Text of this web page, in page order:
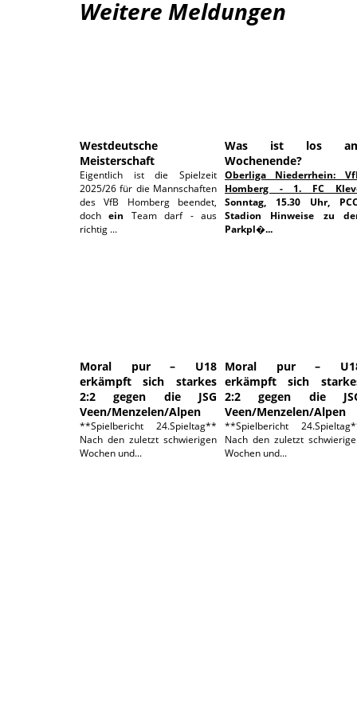
Weitere Meldungen
Westdeutsche
Meisterschaft
Eigentlich ist die Spielzeit
2025/26 für die Mannschaften
des VfB Homberg beendet,
dochein Team darf - aus
richtig ...
Was ist los
Wochenende?
Oberliga Niederrhein:
Homberg - 1. FC
Sonntag, 15.30 Uhr,
Stadion
Hinweise zu
Parkpl�...
Moral pur – U18
erkämpft sich starkes
2:2 gegen die JSG
Veen/Menzelen/Alpen
**Spielbericht 24.Spieltag**
Nach den zuletzt schwierigen
Wochen und...
Moral pur –
erkämpft sich
2:2 gegen die
Veen/Menzelen/Alpen
**Spielbericht
Nach den zuletzt
Wochen und...